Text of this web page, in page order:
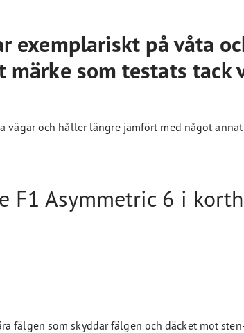
exemplariskt på våta
som testats tack
vägar och håller längre jämfört med något
F1 Asymmetric 6 i
fälgen som skyddar fälgen och däcket mot